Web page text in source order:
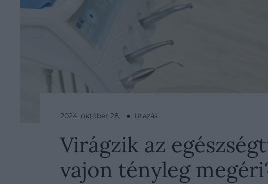
2024. október 28. ● Utazás
Virágzik az
vajon tényleg